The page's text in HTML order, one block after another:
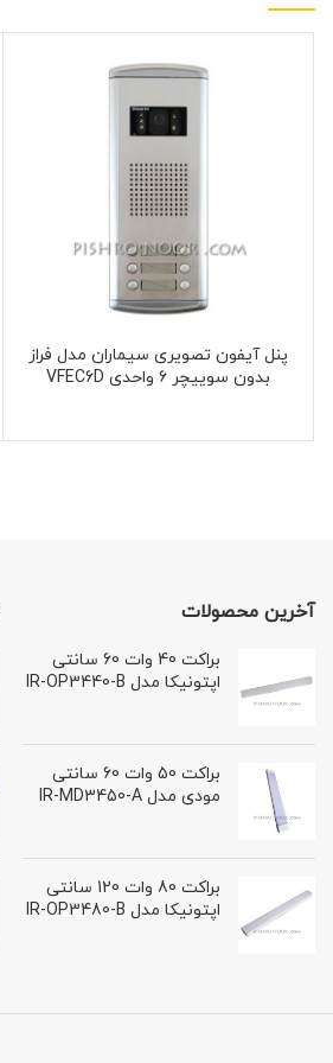
پنل آیفون تصویری سیماران مدل فراز
بدون سوییچر 6 واحدی VFEC6D
آخرین محصولات
براکت 40 وات 60 سانتی
اپتونیکا مدل IR-OP3440-B
براکت 50 وات 60 سانتی
مودی مدل IR-MD3450-A
براکت 80 وات 120 سانتی
اپتونیکا مدل IR-OP3480-B